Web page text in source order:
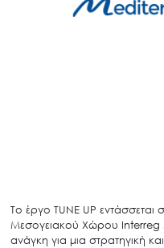
Το έργο TUNE UP
Μεσογειακού Χώρου Interreg
ανάγκη για μια στρατηγική